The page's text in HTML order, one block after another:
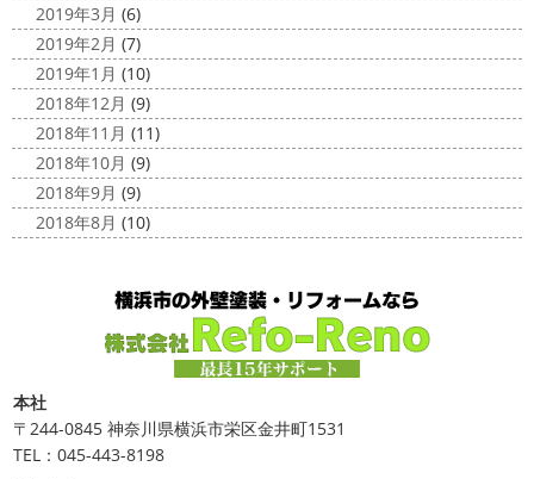
2019年3月 (6)
2019年2月 (7)
2019年1月 (10)
2018年12月 (9)
2018年11月 (11)
2018年10月 (9)
2018年9月 (9)
2018年8月 (10)
本社
〒244-0845 神奈川県横浜市栄区金井町1531
TEL：045-443-8198